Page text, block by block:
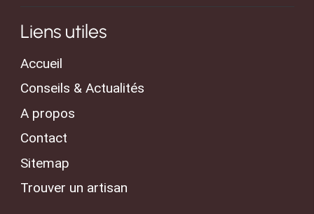
Liens utiles
Accueil
Conseils & Actualités
A propos
Contact
Sitemap
Trouver un artisan